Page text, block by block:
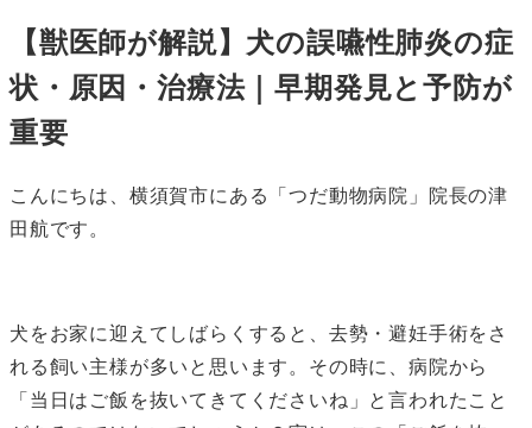
【獣医師が解説】犬の誤嚥性肺炎の症
状・原因・治療法｜早期発見と予防が
重要
こんにちは、横須賀市にある「つだ動物病院」院長の津
田航です。
犬をお家に迎えてしばらくすると、去勢・避妊手術をさ
れる飼い主様が多いと思います。その時に、病院から
「当日はご飯を抜いてきてくださいね」と言われたこと